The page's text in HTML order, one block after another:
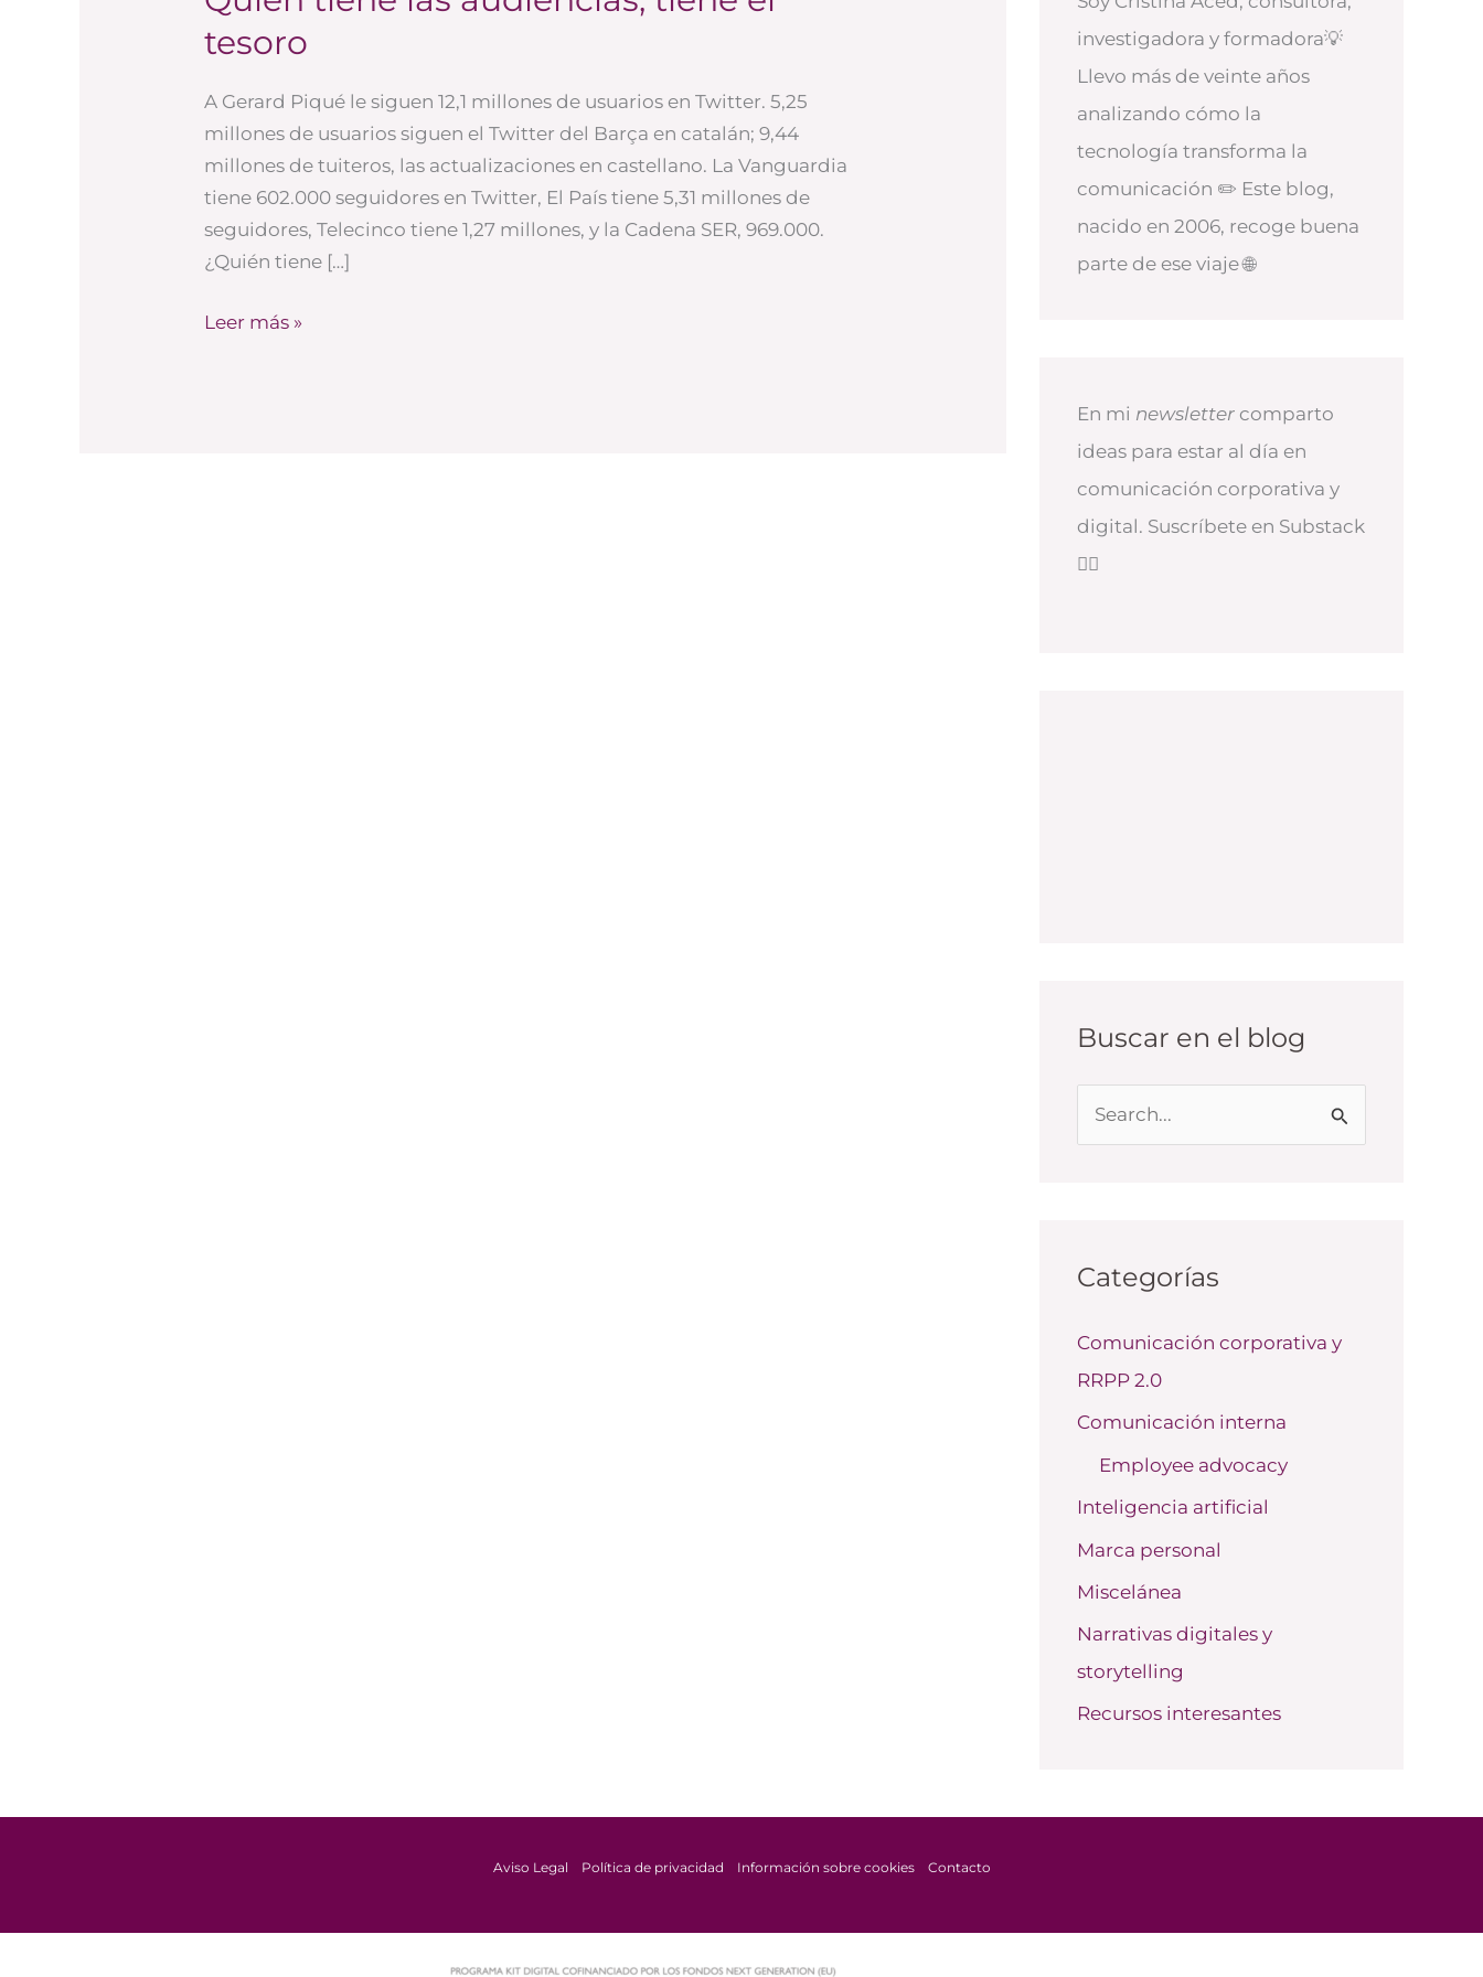
tesoro
A Gerard Piqué le siguen 12,1 millones de usuarios en Twitter. 5,25
millones de usuarios siguen el Twitter del Barça en catalán; 9,44
millones de tuiteros, las actualizaciones en castellano. La Vanguardia
tiene 602.000 seguidores en Twitter, El País tiene 5,31 millones de
seguidores, Telecinco tiene 1,27 millones, y la Cadena SER, 969.000.
¿Quién tiene […]
tiene
las
Leer más »
investigadora y formadora💡
Llevo más de veinte años
analizando cómo la
tecnología transforma la
comunicación ✏️ Este blog,
nacido en 2006, recoge buena
parte de ese viaje 🌐
En mi newsletter comparto
ideas para estar al día en
comunicación corporativa y
digital. Suscríbete en Substack
👇🏻
Buscar en el blog
a
p
o
r
Categorías
Comunicación corporativa y
RRPP 2.0
Comunicación interna
Employee advocacy
Inteligencia artificial
Marca personal
Miscelánea
Narrativas digitales y
storytelling
Recursos interesantes
Aviso Legal Política de privacidad Información sobre cookies Contacto